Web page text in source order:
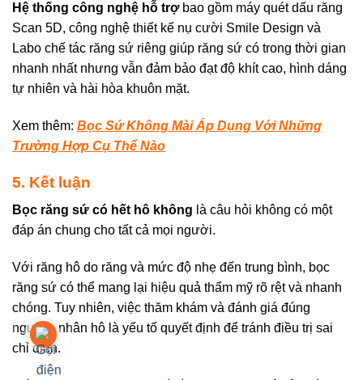
Hệ thống công nghệ hỗ trợbao gồm máy quét dấu răng
Scan 5D, công nghệ thiết kế nụ cười Smile Design và
Labo chế tác răng sứ riêng giúp răng sứ có trong thời gian
nhanh nhất nhưng vẫn đảm bảo đạt độ khít cao, hình dáng
tự nhiên và hài hòa khuôn mặt.
Xem thêm: Bọc Sứ Không Mài Áp Dụng Với Những
Trường Hợp Cụ Thể Nào
5. Kết luận
Bọc răng sứ có hết hô không là câu hỏi không có một
đáp án chung cho tất cả mọi người.
Với răng hô do răng và mức độ nhẹ đến trung bình, bọc
răng sứ có thể mang lại hiệu quả thẩm mỹ rõ rệt và nhanh
chóng. Tuy nhiên, việc thăm khám và đánh giá đúng
nguyên nhân hô là yếu tố quyết định để tránh điều trị sai
chỉ định.